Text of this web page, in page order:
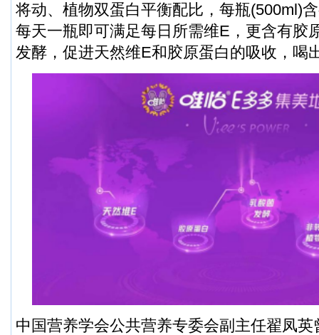
将动、植物双蛋白平衡配比，每瓶(500ml)
每天一瓶即可满足每日所需维E，更含有胶
发酵，促进天然维E和胶原蛋白的吸收，喝
中国营养学会公共营养专委会副主任翟凤